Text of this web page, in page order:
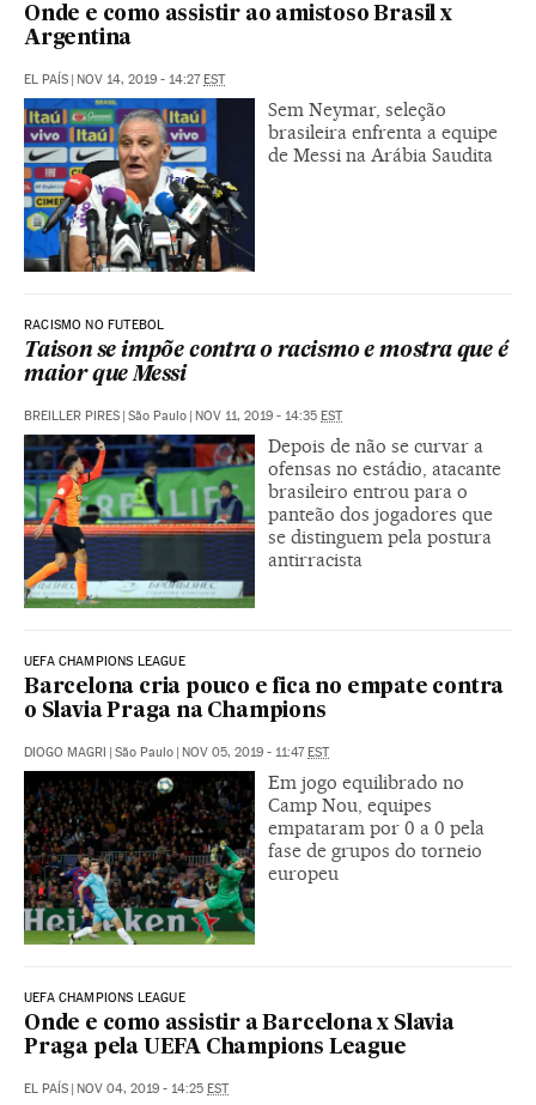
Onde e como assistir ao amistoso Brasil x
Argentina
EL PAÍS | NOV 14, 2019 - 14:27EST
Sem Neymar, seleção
brasileira enfrenta a equipe
de Messi na Arábia Saudita
RACISMO NO FUTEBOL
Taison se impõe contra o racismo e mostra que é
maior que Messi
BREILLER PIRES | São Paulo | NOV 11, 2019 - 14:35 EST
Depois de não se curvar a
ofensas no estádio, atacante
brasileiro entrou para o
panteão dos jogadores que
se distinguem pela postura
antirracista
UEFA CHAMPIONS LEAGUE
Barcelona cria pouco e fica no empate contra
o Slavia Praga na Champions
DIOGO MAGRI | São Paulo | NOV 05, 2019 - 11:47EST
Em jogo equilibrado no
Camp Nou, equipes
empataram por 0 a 0 pela
fase de grupos do torneio
europeu
UEFA CHAMPIONS LEAGUE
Onde e como assistir a Barcelona x Slavia
Praga pela UEFA Champions League
EL PAÍS | NOV 04, 2019 - 14:25 EST